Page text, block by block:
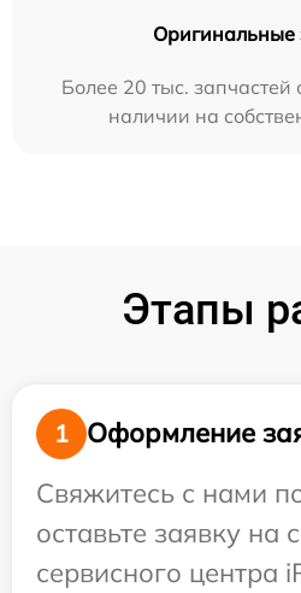
Оригинальные
Более 20 тыс. запчастей
наличии на
Этапы
1
Оформление
Свяжитесь с нами
оставьте заявку на
сервисного центра